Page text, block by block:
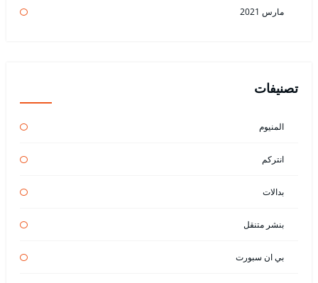
مارس 2021
تصنيفات
المنيوم
انتركم
بدالات
بنشر متنقل
بي ان سبورت